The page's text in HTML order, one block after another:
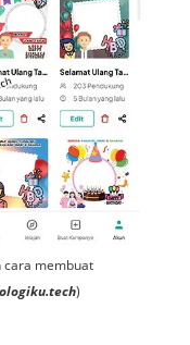
cara membuat
)